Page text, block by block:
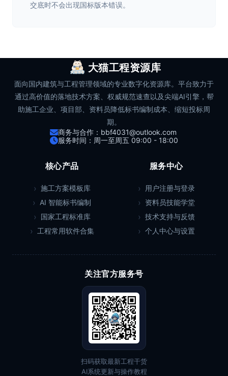
交底时不会出现国标版本错误。
大猫工程资源库
面向国内建筑与工程管理领域的专业数字化资源库。平台致力于
通过高价值的落地技术方案、权威规范速查以及尖端AI引擎，帮
助施工企业、项目部、资料员降低标书编制成本、缩短投标周
期。
商务与合作：bbf4031@outlook.com
服务时间：周一至周五 09:00 - 18:00
核心产品
施工方案模板库
AI 智能标书编制
国家工程标准库
工程常用软件合集
服务中心
用户注册与登录
资料员技能学堂
技术支持与反馈
个人中心与设置
关注官方服务号
扫码获取最新工程干货
AI系统更新与操作教程